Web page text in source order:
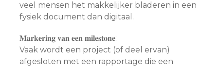
veel mensen het makkelijker bladeren in een
fysiek document dan digitaal.
𝐌𝐚𝐫𝐤𝐞𝐫𝐢𝐧𝐠 𝐯𝐚𝐧 𝐞𝐞𝐧 𝐦𝐢𝐥𝐞𝐬𝐭𝐨𝐧𝐞:
Vaak wordt een project (of deel ervan)
afgesloten met een rapportage die een